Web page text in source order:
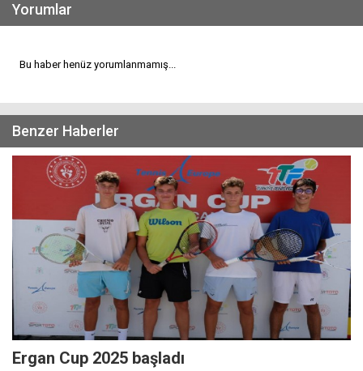
Yorumlar
Bu haber henüz yorumlanmamış...
Benzer Haberler
Ergan Cup 2025 başladı